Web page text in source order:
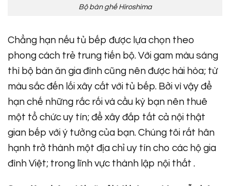
Bộ bàn ghế Hiroshima
Chẳng hạn nếu tủ bếp được lựa chọn theo
phong cách trẻ trung tiến bộ. Với gam màu sáng
thì bộ bàn ăn gia đình cũng nên được hài hòa; từ
màu sắc đến lối xây cất với tủ bếp. Bởi vì vậy để
hạn chế những rắc rối và cầu kỳ bạn nên thuê
một tổ chức uy tín; để xây đắp tất cả nội thật
gian bếp với ý tưởng của bạn. Chúng tôi rất hân
hạnh trở thành một địa chỉ uy tín cho các hộ gia
đình Việt; trong lĩnh vực thành lập nội thất .